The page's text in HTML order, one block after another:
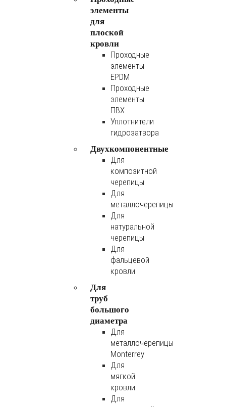
элементы
для
плоской
кровли
Проходные
элементы
EPDM
Проходные
элементы
ПВХ
Уплотнители
гидрозатвора
Двухкомпонентные
Для
композитной
черепицы
Для
металлочерепицы
Для
натуральной
черепицы
Для
фальцевой
кровли
Для
труб
большого
диаметра
Для
металлочерепицы
Monterrey
Для
мягкой
кровли
Для